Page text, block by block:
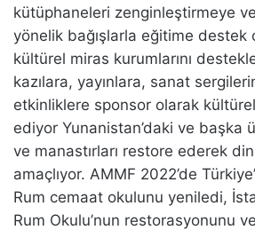
kütüphaneleri zenginleştirmeye
yönelik bağışlarla eğitime destek
kültürel miras kurumlarını
kazılara, yayınlara, sanat
etkinliklere sponsor olarak
ediyor Yunanistan’daki ve başka
ve manastırları restore ederek
amaçlıyor. AMMF 2022’de
Rum cemaat okulunu yeniledi,
Rum Okulu’nun restorasyonunu